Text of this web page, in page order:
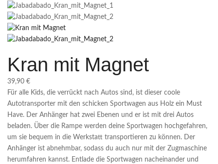
Kran mit Magnet
39,90 €
Für alle Kids, die verrückt nach Autos sind, ist dieser coole
Autotransporter mit den schicken Sportwagen aus Holz ein Must
Have. Der Anhänger hat zwei Ebenen und er ist mit drei Autos
beladen. Über die Rampe werden deine Sportwagen hochgefahren,
um sie bequem in die Werkstatt transportieren zu können. Der
Anhänger ist abnehmbar, sodass du auch nur mit der Zugmaschine
herumfahren kannst. Entlade die Sportwagen nacheinander und